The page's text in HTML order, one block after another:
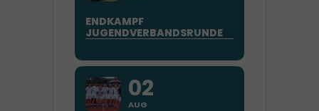
ENDKAMPF
JUGENDVERBANDSRUNDE
02
AUG